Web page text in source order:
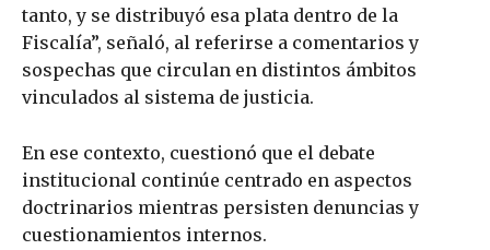
tanto, y se distribuyó esa plata dentro de la
Fiscalía”, señaló, al referirse a comentarios y
sospechas que circulan en distintos ámbitos
vinculados al sistema de justicia.
En ese contexto, cuestionó que el debate
institucional continúe centrado en aspectos
doctrinarios mientras persisten denuncias y
cuestionamientos internos.